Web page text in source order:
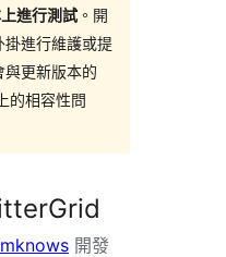
進行測試 。開
掛進行維護或提
更新版本的
的相容性問
開發